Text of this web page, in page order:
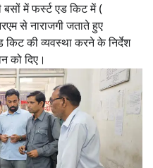
बसों में फर्स्ट एड किट में (
से नाराजगी जताते हुए
किट की व्यवस्था करने के निर्देश
को दिए।